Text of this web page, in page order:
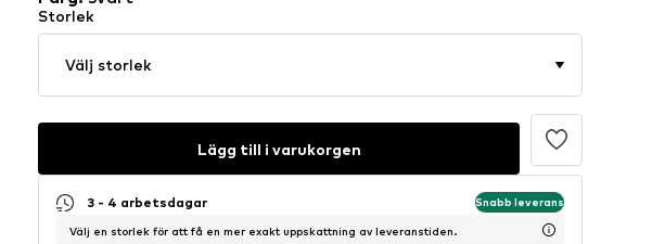
Storlek
Välj storlek
Lägg till i varukorgen
3 - 4 arbetsdagar Snabb leverans
Välj en storlek för att få en mer exakt uppskattning av leveranstiden.